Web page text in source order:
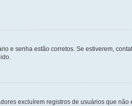
e senha estão corretos. Se estiverem,
excluírem registros de usuários que